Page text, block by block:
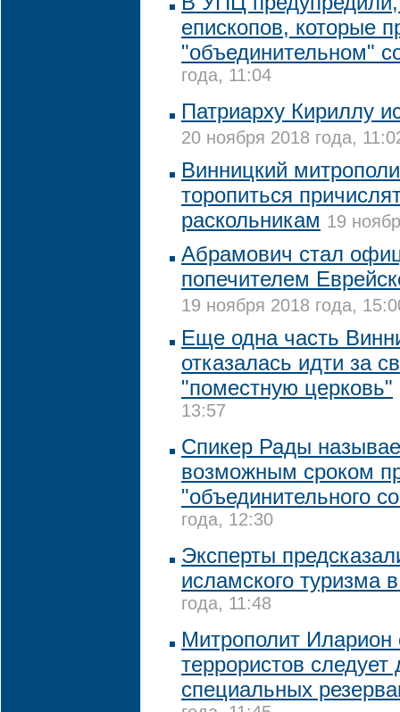
епископов, которые
"объединительном"
года, 11:04
Патриарху Кириллу
20 ноября 2018 года,
Винницкий
торопиться
раскольникам 19
Абрамович стал
попечителем
19 ноября 2018 года,
Еще одна часть
отказалась идти за
"поместную церковь"
13:57
Спикер Рады
возможным сроком
"объединительного
года, 12:30
Эксперты
исламского туризма
года, 11:48
Митрополит Иларион
террористов следует
специальных